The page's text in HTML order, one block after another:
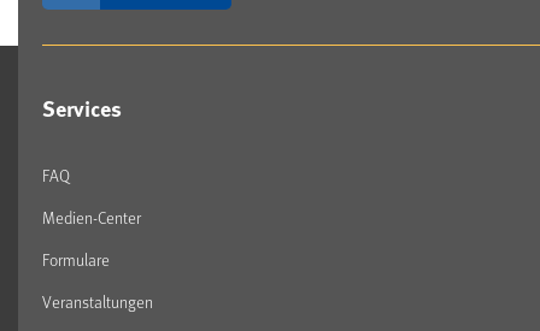
Services
FAQ
Medien-Center
Formulare
Veranstaltungen